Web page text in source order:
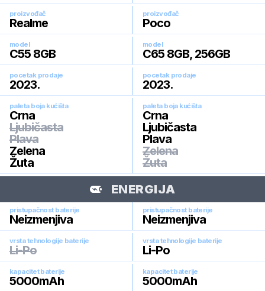
proizvođač
Realme
proizvođač
Poco
model
C55 8GB
model
C65 8GB, 256GB
pocetak prodaje
2023.
pocetak prodaje
2023.
paleta boja kućišta
Crna
Ljubičasta
Plava
Zelena
Žuta
paleta boja kućišta
Crna
Ljubičasta
Plava
Zelena
Žuta
ENERGIJA
pristupačnost baterije
Neizmenjiva
pristupačnost baterije
Neizmenjiva
vrsta tehnologije baterije
Li-Po
vrsta tehnologije baterije
Li-Po
kapacitet baterije
5000mAh
kapacitet baterije
5000mAh